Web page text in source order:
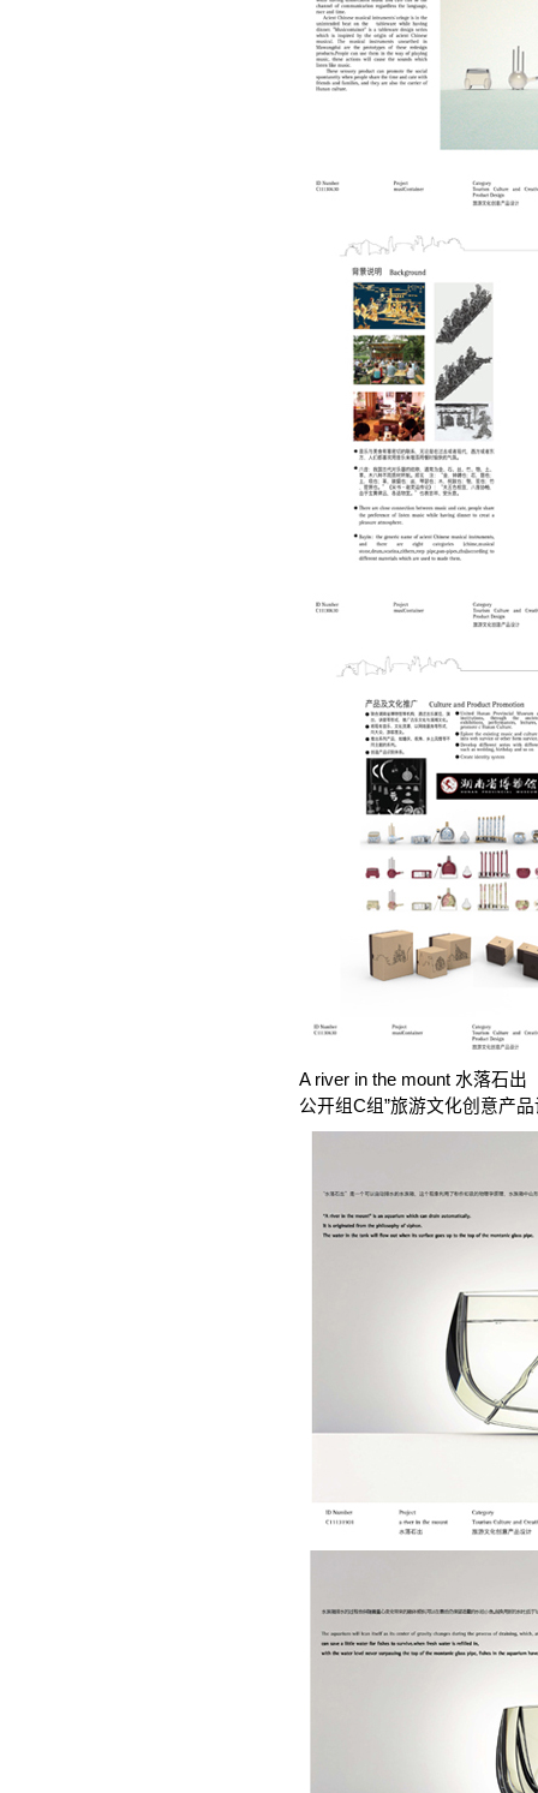
A river in the mount 水落石出
公开组C组”旅游文化创意产